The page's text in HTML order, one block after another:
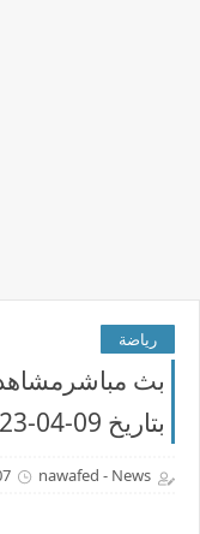
رياضة
بث
بتاريخ 09-04-2023 الدوري الاسباني
nawafed - News
07